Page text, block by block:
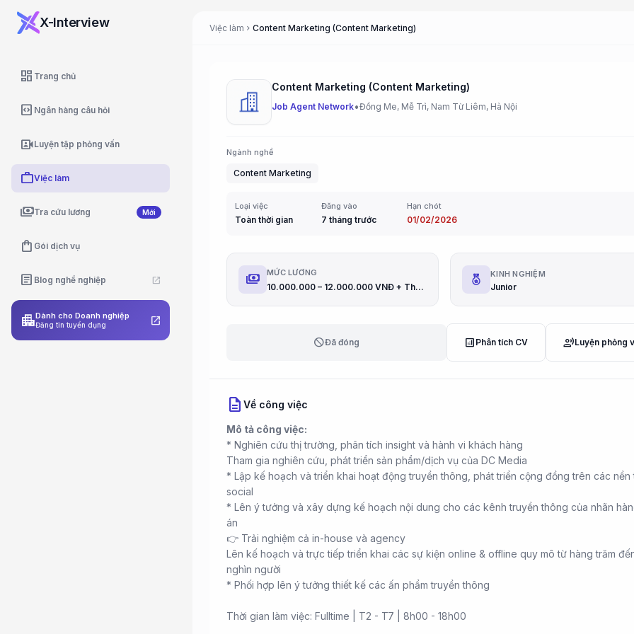
X-Interview
dashboard Trang chủ
code_blocks Ngân hàng câu hỏi
video_camera_frontLuyện tập phỏng vấn
workViệc làm
paymentsTra cứu lương Mới
shopping_bag Gói dịch vụ
article Blog nghề nghiệp open_in_new
apartmentDành cho Doanh nghiệp
Đăng tin tuyển dụng open_in_new
Việc làm chevron_right Content Marketing (Content Marketing)
Content Marketing (Content Marketing)
Job Agent Network•Đồng Me, Mễ Trì, Nam Từ Liêm, Hà Nội
Ngành nghề
Content Marketing
Loại việc
Toàn thời gian
Đăng vào
7 tháng trước
Hạn chót
01/02/2026
payments MỨC LƯƠNG
10.000.000 – 12.000.000 VNĐ + Thưởng
KINH NGHIỆM
Junior
blockĐã đóng analytics Phân tích CV record_voice_overLuyện phỏng
description Về công việc
Mô tả công việc:
* Nghiên cứu thị trường, phân tích insight và hành vi khách hàng
Tham gia nghiên cứu, phát triển sản phẩm/dịch vụ của DC Media
* Lập kế hoạch và triển khai hoạt động truyền thông, phát triển cộng đồng trên các nền
social
* Lên ý tưởng và xây dựng kế hoạch nội dung cho các kênh truyền thông của nhãn
án
👉 Trải nghiệm cả in-house và agency
Lên kế hoạch và trực tiếp triển khai các sự kiện online & offline quy mô từ hàng trăm
nghìn người
* Phối hợp lên ý tưởng thiết kế các ấn phẩm truyền thông
Thời gian làm việc: Fulltime | T2 - T7 | 8h00 - 18h00